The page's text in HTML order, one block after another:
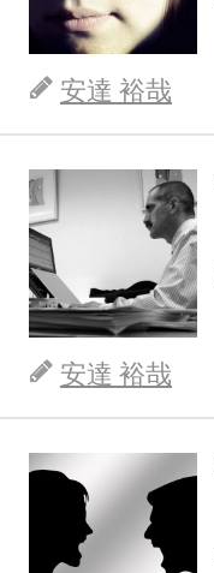
安達 裕哉
安達 裕哉